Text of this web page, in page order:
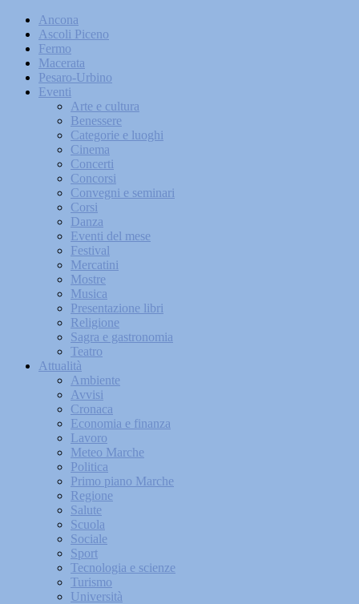
Ancona
Ascoli Piceno
Fermo
Macerata
Pesaro-Urbino
Eventi
Arte e cultura
Benessere
Categorie e luoghi
Cinema
Concerti
Concorsi
Convegni e seminari
Corsi
Danza
Eventi del mese
Festival
Mercatini
Mostre
Musica
Presentazione libri
Religione
Sagra e gastronomia
Teatro
Attualità
Ambiente
Avvisi
Cronaca
Economia e finanza
Lavoro
Meteo Marche
Politica
Primo piano Marche
Regione
Salute
Scuola
Sociale
Sport
Tecnologia e scienze
Turismo
Università